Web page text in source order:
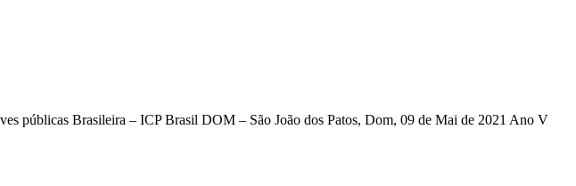
públicas Brasileira – ICP Brasil DOM – São João dos Patos, Dom, 09 de Mai de 2021 Ano V